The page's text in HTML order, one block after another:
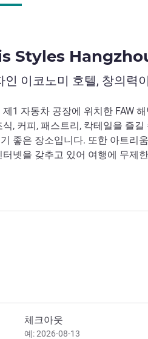
Styles
인 이코노미 호텔, 창의력
제1 자동차 공장에 위치한 FAW
식, 커피, 패스트리, 칵테일을 즐
좋은 장소입니다. 또한 아트리
터넷을 갖추고 있어 여행에 무제
체크아웃
예: 2026-08-13